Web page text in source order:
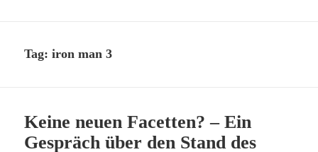
Tag:iron man 3
Keine neuen Facetten? – Ein
Gespräch über den Stand des